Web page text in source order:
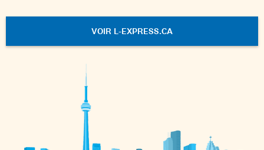
VOIR L-EXPRESS.CA